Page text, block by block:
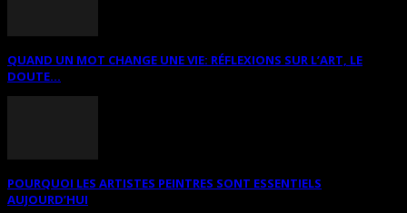
QUAND UN MOT CHANGE UNE VIE: RÉFLEXIONS SUR L’ART, LE
DOUTE...
POURQUOI LES ARTISTES PEINTRES SONT ESSENTIELS
AUJOURD’HUI